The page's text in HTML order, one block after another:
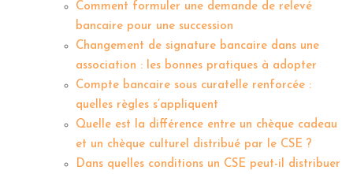
Comment formuler une demande de relevé
bancaire pour une succession
Changement de signature bancaire dans une
association : les bonnes pratiques à adopter
Compte bancaire sous curatelle renforcée :
quelles règles s’appliquent
Quelle est la différence entre un chèque cadeau
et un chèque culturel distribué par le CSE ?
Dans quelles conditions un CSE peut-il distribuer